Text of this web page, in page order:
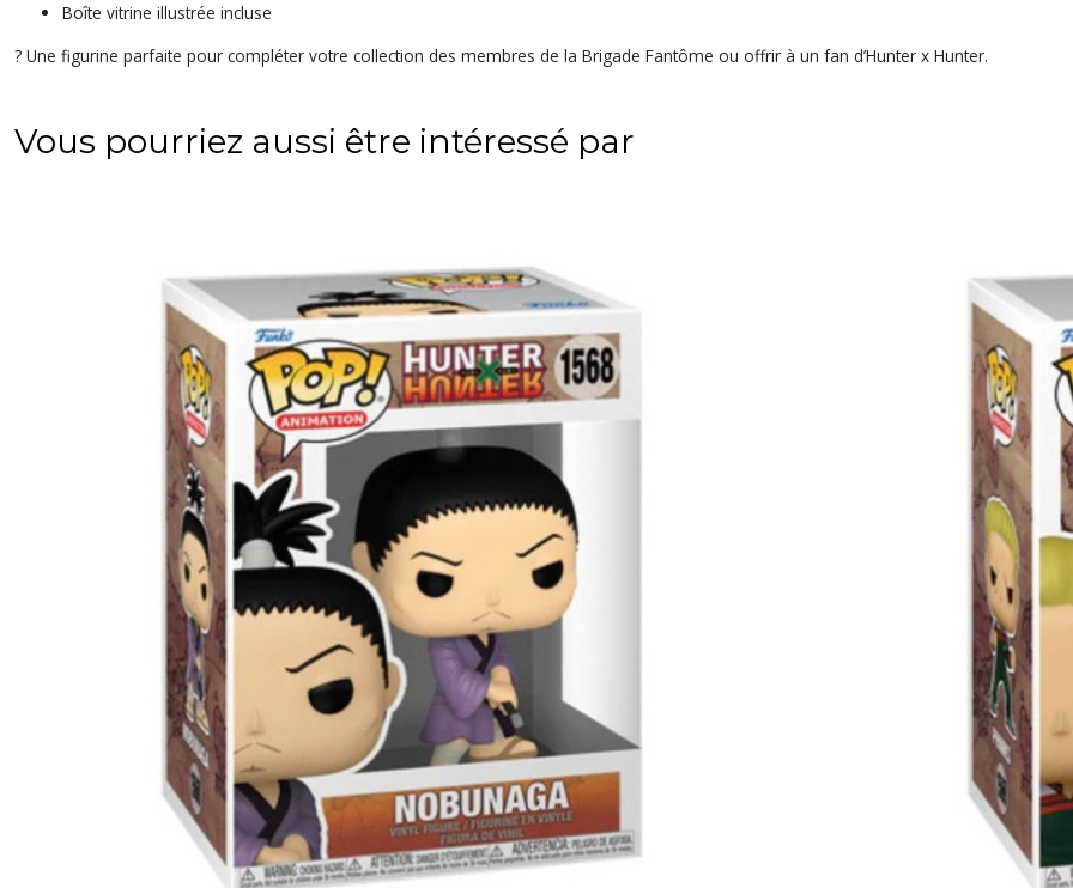
Boîte vitrine illustrée incluse
? Une figurine parfaite pour compléter votre collection des membres de la Brigade Fantôme ou offrir à un fan d’Hunter x Hunter.
Vous pourriez aussi être intéressé par